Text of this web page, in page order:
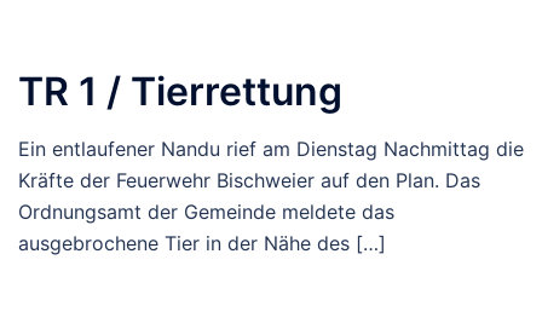
TR 1 / Tierrettung
Ein entlaufener Nandu rief am Dienstag Nachmittag die
Kräfte der Feuerwehr Bischweier auf den Plan. Das
Ordnungsamt der Gemeinde meldete das
ausgebrochene Tier in der Nähe des […]